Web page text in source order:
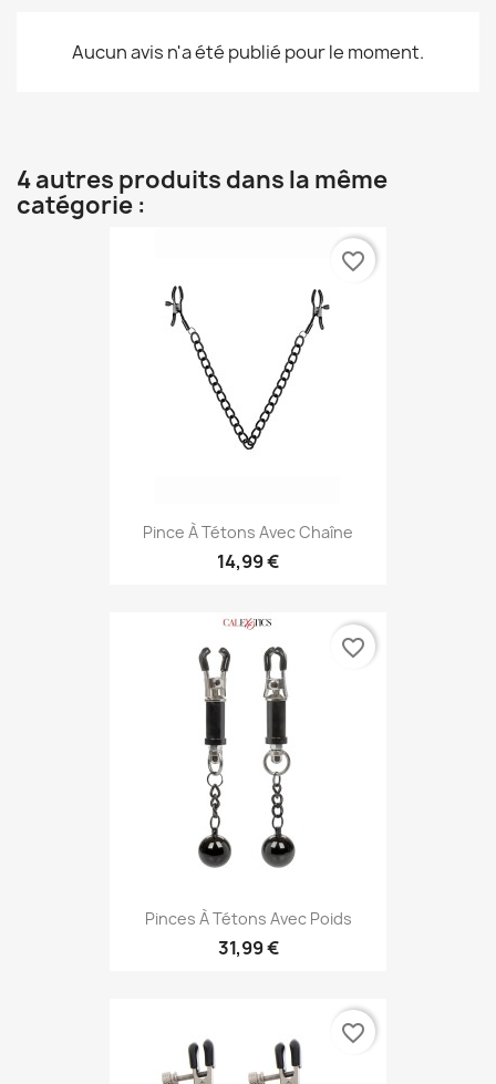
Aucun avis n'a été publié pour le moment.
4 autres produits dans la même
catégorie :
Pince À Tétons Avec Chaîne
14,99 €
favorite_border
Pinces À Tétons Avec Poids
31,99 €
favorite_border
favorite_border